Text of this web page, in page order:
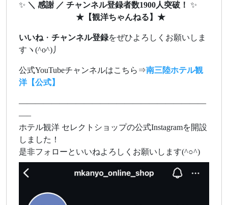
✨ ＼ 感謝 ／ チャンネル登録者数1900人突破！ ✨
★ 【観洋ちゃんねる】 ★
いいね ・ チャンネル登録をぜひよろしくお願いしま
すヽ(^o^)丿
公式YouTubeチャンネルはこちら⇒南三陸ホテル観
洋【公式】
———————————————————————
—–
ホテル観洋 セレクトショップの公式Instagramを開設
しました！
是非フォローといいねよろしくお願いします(^○^)